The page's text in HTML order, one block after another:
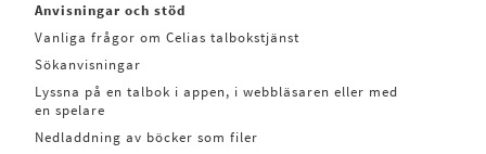
Anvisningar och stöd
Vanliga frågor om Celias talbokstjänst
Sökanvisningar
Lyssna på en talbok i appen, i webbläsaren eller med
en spelare
Nedladdning av böcker som filer